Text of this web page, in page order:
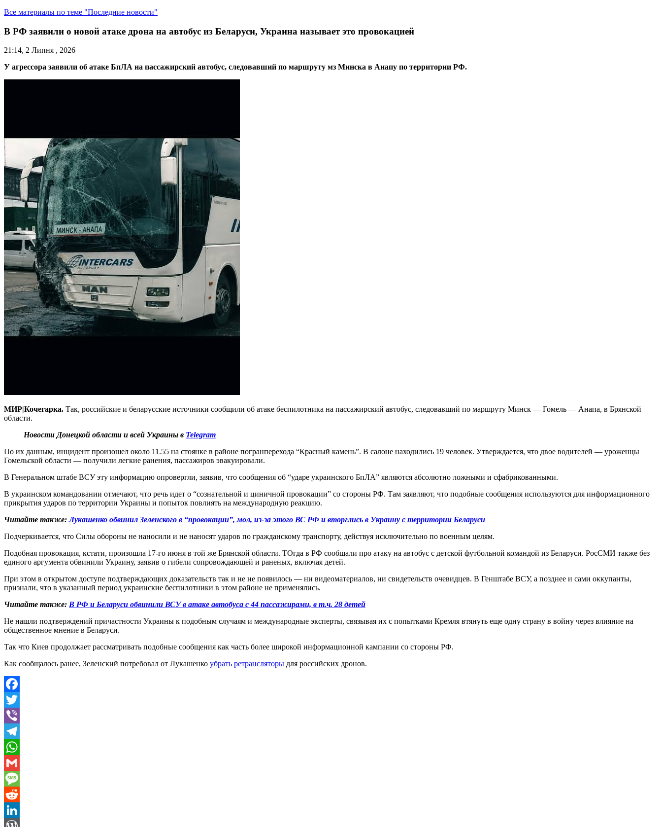
Все материалы по теме "Последние новости"
В РФ заявили о новой атаке дрона на автобус из Беларуси, Украина называет это провокацией
21:14, 2 Липня , 2026
У агрессора заявили об атаке БпЛА на пассажирский автобус, следовавший по маршруту мз Минска в Анапу по территории РФ.
МИР|Кочегарка. Так, российские и беларусские источники сообщили об атаке беспилотника на пассажирский автобус, следовавший по маршруту Минск — Гомель — Анапа, в Брянской
области.
Новости Донецкой области и всей Украины в Telegram
По их данным, инцидент произошел около 11.55 на стоянке в районе погранперехода “Красный камень”. В салоне находились 19 человек. Утверждается, что двое водителей — уроженцы
Гомельской области — получили легкие ранения, пассажиров эвакуировали.
В Генеральном штабе ВСУ эту информацию опровергли, заявив, что сообщения об “ударе украинского БпЛА” являются абсолютно ложными и сфабрикованными.
В украинском командовании отмечают, что речь идет о “сознательной и циничной провокации” со стороны РФ. Там заявляют, что подобные сообщения используются для информационного
прикрытия ударов по территории Украины и попыток повлиять на международную реакцию.
Читайте также:Лукашенко обвинил Зеленского в “провокации”, мол, из-за этого ВС РФ и вторглись в Украину с территории Беларуси
Подчеркивается, что Силы обороны не наносили и не наносят ударов по гражданскому транспорту, действуя исключительно по военным целям.
Подобная провокация, кстати, произошла 17-го июня в той же Брянской области. ТОгда в РФ сообщали про атаку на автобус с детской футбольной командой из Беларуси. РосСМИ также без
единого аргумента обвинили Украину, заявив о гибели сопровождающей и раненых, включая детей.
При этом в открытом доступе подтверждающих доказательств так и не не появилось — ни видеоматериалов, ни свидетельств очевидцев. В Генштабе ВСУ, а позднее и сами оккупанты,
признали, что в указанный период украинские беспилотники в этом районе не применялись.
Читайте также: В РФ и Беларуси обвинили ВСУ в атаке автобуса с 44 пассажирами, в т.ч. 28 детей
Не нашли подтверждений причастности Украины к подобным случаям и международные эксперты, связывая их с попытками Кремля втянуть еще одну страну в войну через влияние на
общественное мнение в Беларуси.
Так что Киев продолжает рассматривать подобные сообщения как часть более широкой информационной кампании со стороны РФ.
Как сообщалось ранее, Зеленский потребовал от Лукашенко убрать ретрансляторы для российских дронов.
Facebook
Twitter
Viber
Telegram
WhatsApp
Gmail
Message
Reddit